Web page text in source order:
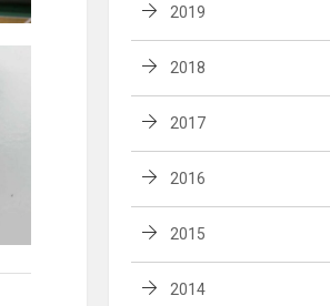
2019
2018
2017
2016
2015
2014